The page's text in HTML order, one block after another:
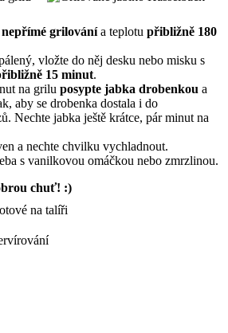
nepřímé grilovánía teplotu přibližně 180
vložte do něj desku nebo misku s
15 minut.
na grilu posypte jabka drobenkou a
aby se drobenka dostala i do
Nechte jabka ještě krátce, pár minut na
a nechte chvilku vychladnout.
s vanilkovou omáčkou nebo zmrzlinou.
chuť! :)